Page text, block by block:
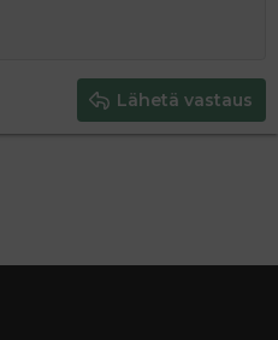
Lähetä vastaus